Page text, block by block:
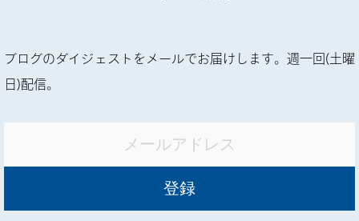
ブログのダイジェストをメールでお届けします。週一回(土曜
日)配信。